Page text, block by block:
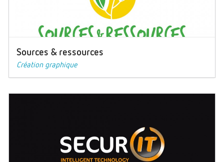
Sources & ressources
Création graphique